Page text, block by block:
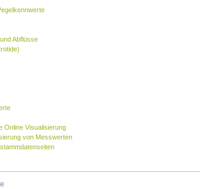
Abflüsse
Online Visualisierung
von Messwerten